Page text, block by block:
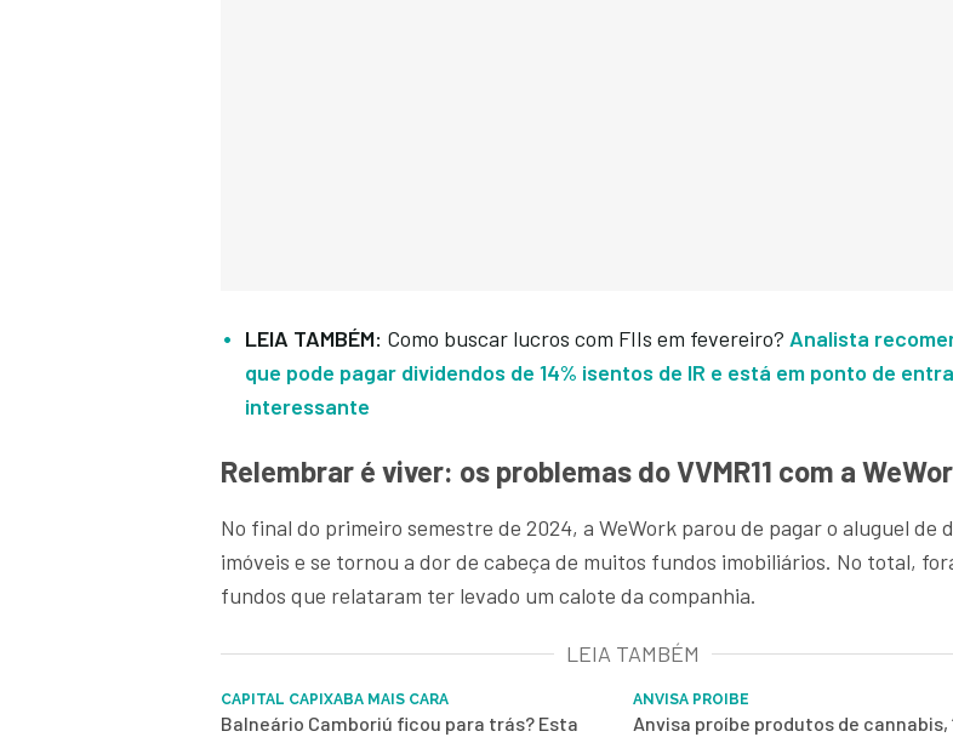
LEIA TAMBÉM: Como buscar lucros com FIIs em fevereiro? Analista
que pode pagar dividendos de 14% isentos de IR e está em ponto de
interessante
Relembrar é viver: os problemas do VVMR11 com a
No final do primeiro semestre de 2024, a WeWork parou de pagar o aluguel de
imóveis e se tornou a dor de cabeça de muitos fundos imobiliários. No total,
fundos que relataram ter levado um calote da companhia.
LEIA TAMBÉM
CAPITAL CAPIXABA MAIS CARA
Balneário Camboriú ficou para trás? Esta
ANVISA PROIBE
Anvisa proíbe produtos de cannabis,